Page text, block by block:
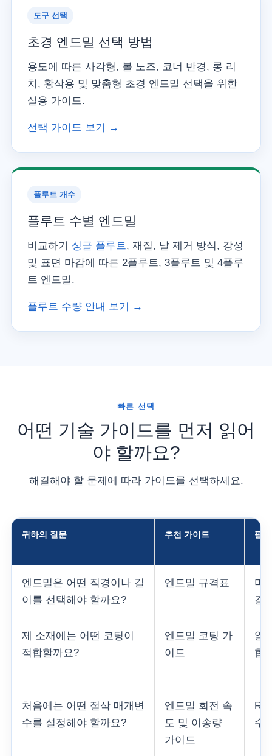
도구 선택
초경 엔드밀 선택 방법
용도에 따른 사각형, 볼 노즈, 코너 반경, 롱 리
치, 황삭용 및 맞춤형 초경 엔드밀 선택을 위한
실용 가이드.
선택 가이드 보기 →
플루트 개수
플루트 수별 엔드밀
비교하기 싱글 플루트 , 재질, 날 제거 방식, 강성
및 표면 마감에 따른 2플루트, 3플루트 및 4플루
트 엔드밀.
플루트 수량 안내 보기 →
빠른 선택
어떤 기술 가이드를 먼저 읽어
야 할까요?
해결해야 할 문제에 따라 가이드를 선택하세요.
귀하의 질문 추천 가이드 필
엔드밀은 어떤 직경이나 길
이를 선택해야 할까요?
엔드밀 규격표
미
길
제 소재에는 어떤 코팅이
적합할까요?
엔드밀 코팅 가
이드
알
합
처음에는 어떤 절삭 매개변
수를 설정해야 할까요?
엔드밀 회전 속
도 및 이송량
가이드
수